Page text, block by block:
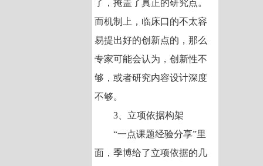
了，掩盖了真正的研究点。
而机制上，临床口的不太容
易提出好的创新点的，那么
专家可能会认为，创新性不
够，或者研究内容设计深度
不够。
3、立项依据构架
“一点课题经验分享”里
面，季博给了立项依据的几